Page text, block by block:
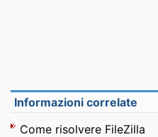
Informazioni correlate
Come risolvere FileZilla